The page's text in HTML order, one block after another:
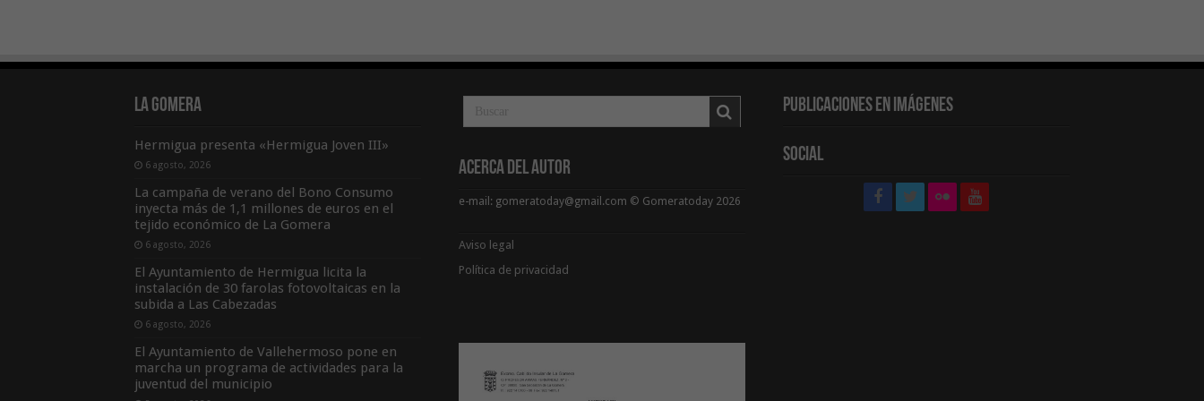
La Gomera
Hermigua presenta «Hermigua Joven III»
6 agosto, 2026
La campaña de verano del Bono Consumo
inyecta más de 1,1 millones de euros en el
tejido económico de La Gomera
6 agosto, 2026
El Ayuntamiento de Hermigua licita la
instalación de 30 farolas fotovoltaicas en la
subida a Las Cabezadas
6 agosto, 2026
El Ayuntamiento de Vallehermoso pone en
marcha un programa de actividades para la
juventud del municipio
Acerca del Autor
e-mail: gomeratoday@gmail.com © Gomeratoday 2026
Aviso legal
Política de privacidad
Publicaciones en Imágenes
Social